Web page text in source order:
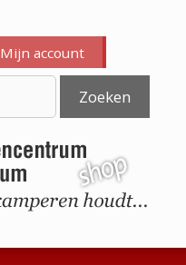
Mijn account
Zoeken